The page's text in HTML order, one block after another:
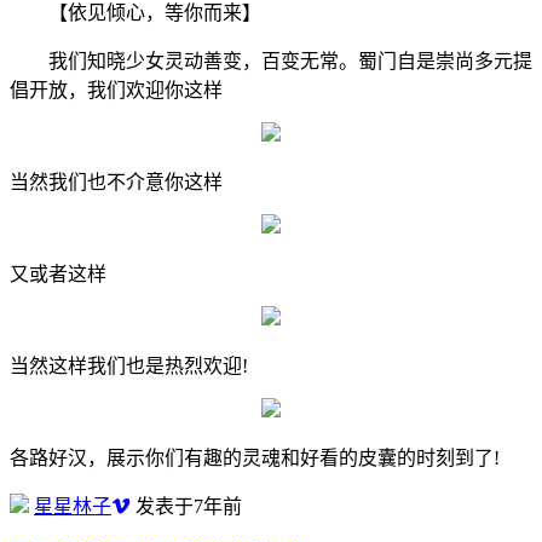
【依见倾心，等你而来】
我们知晓少女灵动善变，百变无常。蜀门自是崇尚多元提
倡开放，我们欢迎你这样
当然我们也不介意你这样
又或者这样
当然这样我们也是热烈欢迎!
各路好汉，展示你们有趣的灵魂和好看的皮囊的时刻到了!
星星林子 发表于7年前